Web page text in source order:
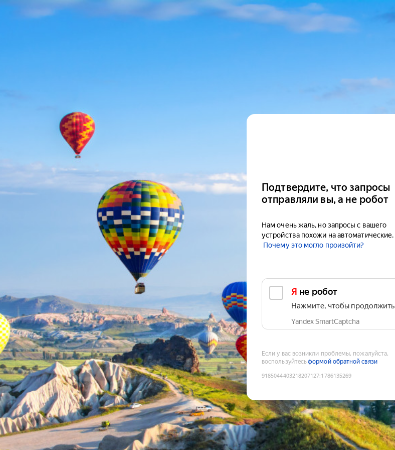
Подтвердите, что запросы
отправляли вы, а не робот
Нам очень жаль, но запросы с вашего
устройства похожи на автоматические.
Почему это могло произойти?
Я не робот
Нажмите, чтобы продолжить
Yandex SmartCaptcha
Если у вас возникли проблемы, пожалуйста,
воспользуйтесьформой обратной связи
9185044403218207127:1786135269